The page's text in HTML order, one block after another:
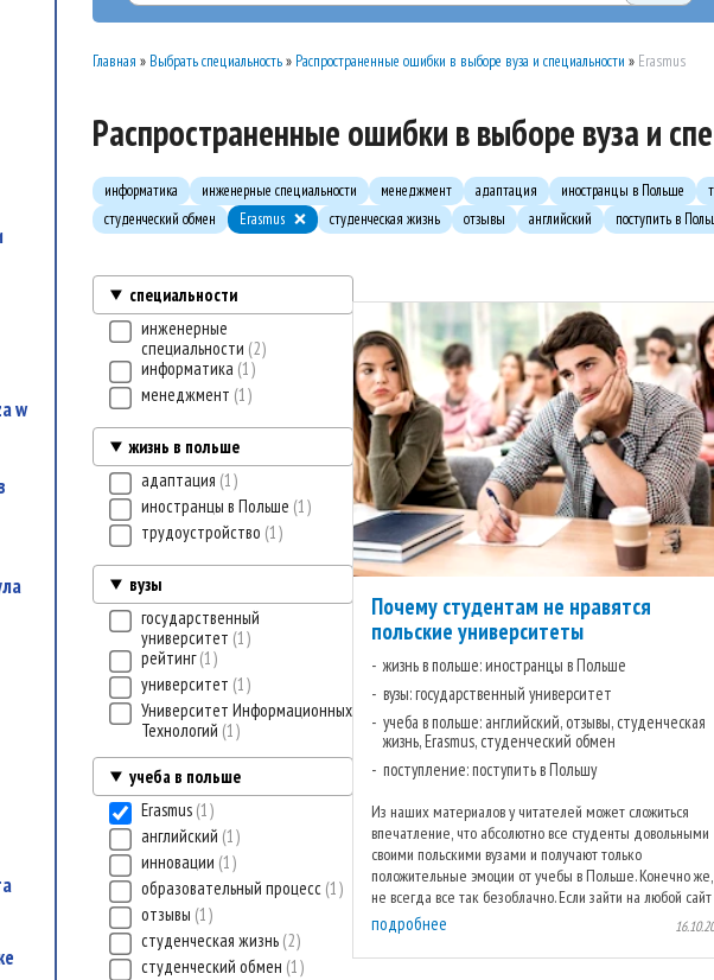
Главная » Выбрать специальность» Распространенные ошибки в выборе вуза и специальности » Erasmus
Распространенные ошибки в выборе вуза и
информатика инженерные специальности менеджмент адаптация иностранцы в Польше
студенческий обмен
Erasmus студенческая жизнь отзывы английский поступить в
специальности
инженерные
специальности 2
информатика 1
менеджмент 1
жизнь в польше
адаптация 1
иностранцы в Польше 1
трудоустройство 1
вузы
государственный
университет 1
рейтинг 1
университет 1
Университет Информационных
Технологий 1
учеба в польше
Erasmus 1
английский 1
инновации 1
образовательный процесс 1
отзывы 1
студенческая жизнь 2
студенческий обмен 1
Почему студентам не нравятся
польские университеты
жизнь в польше: иностранцы в Польше
вузы: государственный университет
учеба в польше: английский, отзывы, студенческая
жизнь, Erasmus, студенческий обмен
поступление: поступить в Польшу
Из наших материалов у читателей может сложиться
впечатление, что абсолютно все студенты довольными
своими польскими вузами и получают только
положительные эмоции от учебы в Польше. Конечно же,
не всегда все так безоблачно. Если зайти на любой
...
подробнее